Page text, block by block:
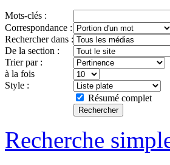
Mots-clés :
Correspondance :
Rechercher dans :
De la section :
Trier par :
à la fois
Style :
Résumé complet
Recherche